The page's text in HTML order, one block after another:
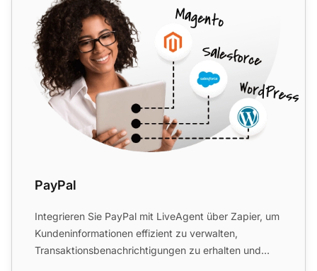
PayPal
Integrieren Sie PayPal mit LiveAgent über Zapier, um
Kundeninformationen effizient zu verwalten,
Transaktionsbenachrichtigungen zu erhalten und